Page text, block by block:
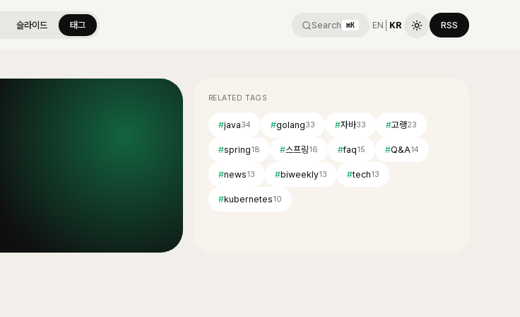
슬라이드 태그 Search ⌘K EN KR RSS
RELATED TAGS
#java34 #golang33 #자바33 #고랭23
#spring18 #스프링16 #faq15 #Q&A14
#news13 #biweekly13 #tech13
#kubernetes10